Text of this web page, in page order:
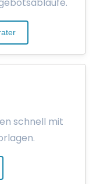
schnell mit